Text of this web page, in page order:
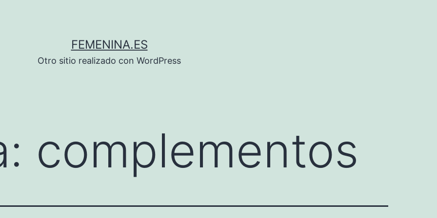
FEMENINA.ES
Otro sitio realizado con WordPress
complementos